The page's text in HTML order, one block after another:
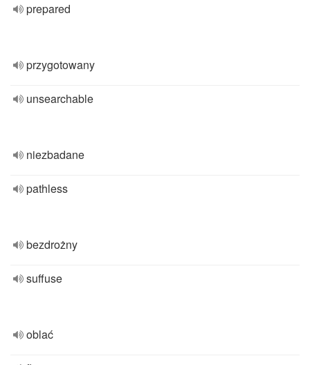
prepared
przygotowany
unsearchable
niezbadane
pathless
bezdrożny
suffuse
oblać